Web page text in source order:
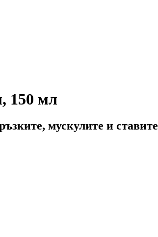
150 мл
мускулите и ставите